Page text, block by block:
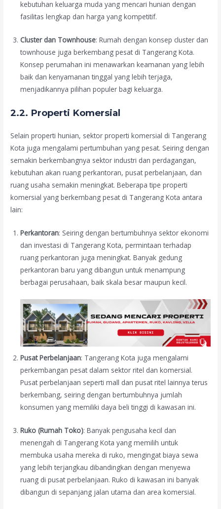
kebutuhan keluarga muda yang mencari hunian dengan
fasilitas lengkap dan harga yang kompetitif.
Cluster dan Townhouse: Rumah dengan konsep cluster dan
townhouse juga berkembang pesat di Tangerang Kota.
Konsep perumahan ini menawarkan keamanan yang lebih
baik dan kenyamanan tinggal yang lebih terjaga,
menjadikannya pilihan populer bagi keluarga.
2.2. Properti Komersial
Selain properti hunian, sektor properti komersial di Tangerang
Kota juga mengalami pertumbuhan yang pesat. Seiring dengan
semakin berkembangnya sektor industri dan perdagangan,
kebutuhan akan ruang perkantoran, pusat perbelanjaan, dan
ruang usaha semakin meningkat. Beberapa tipe properti
komersial yang berkembang pesat di Tangerang Kota antara
lain:
Perkantoran: Seiring dengan bertumbuhnya sektor ekonomi
dan investasi di Tangerang Kota, permintaan terhadap
ruang perkantoran juga meningkat. Banyak gedung
perkantoran baru yang dibangun untuk menampung
berbagai perusahaan, baik skala besar maupun kecil.
Pusat Perbelanjaan: Tangerang Kota juga mengalami
perkembangan pesat dalam sektor ritel dan komersial.
Pusat perbelanjaan seperti mall dan pusat ritel lainnya terus
berkembang, seiring dengan bertumbuhnya jumlah
konsumen yang memiliki daya beli tinggi di kawasan ini.
Ruko (Rumah Toko): Banyak pengusaha kecil dan
menengah di Tangerang Kota yang memilih untuk
membuka usaha mereka di ruko, mengingat biaya sewa
yang lebih terjangkau dibandingkan dengan menyewa
ruang di pusat perbelanjaan. Ruko di kawasan ini banyak
dibangun di sepanjang jalan utama dan area komersial.